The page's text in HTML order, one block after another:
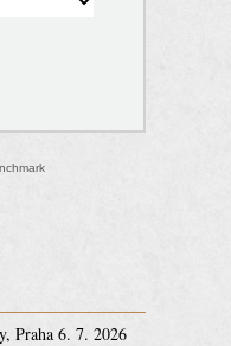
Praha 6. 7. 2026